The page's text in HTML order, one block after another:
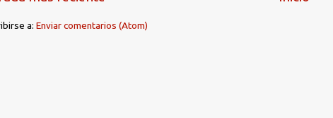
a: Enviar comentarios (Atom)